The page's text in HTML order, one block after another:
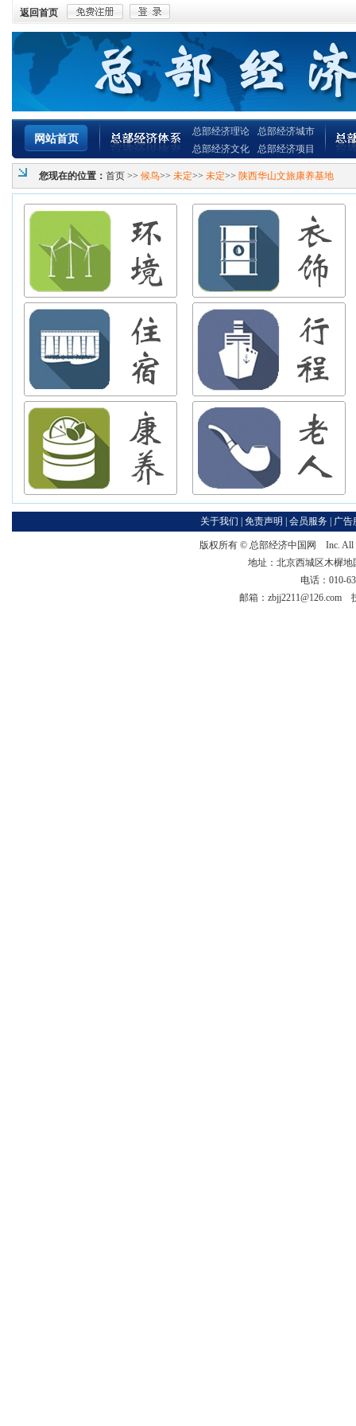
返回首页
网站首页
总部经济理论
总部经济文化
总部经济城市
总部经济项目
您现在的位置： 首页 >> 候鸟>> 未定>> 未定>> 陕西华山文旅康养基地
关于我们 免责声明 会员服务 广告
版权所有 © 总部经济中国网
Inc. All
地址：北京西城区木樨
电话：010-
邮箱：zbjj2211@126.com